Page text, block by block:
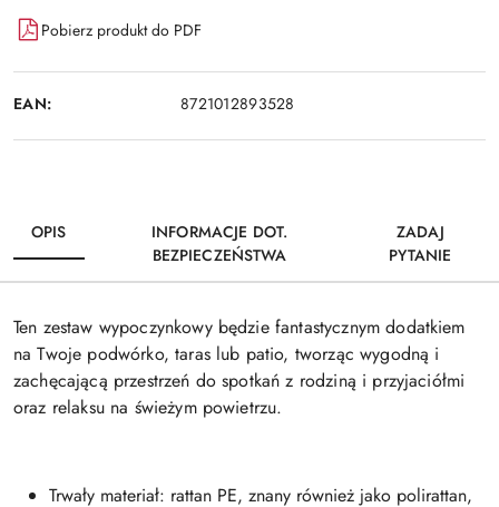
Pobierz produkt do PDF
EAN: 8721012893528
OPIS
INFORMACJE DOT.
BEZPIECZEŃSTWA
ZADAJ
PYTANIE
Ten zestaw wypoczynkowy będzie fantastycznym dodatkiem
na Twoje podwórko, taras lub patio, tworząc wygodną i
zachęcającą przestrzeń do spotkań z rodziną i przyjaciółmi
oraz relaksu na świeżym powietrzu.
Trwały materiał: rattan PE, znany również jako polirattan,